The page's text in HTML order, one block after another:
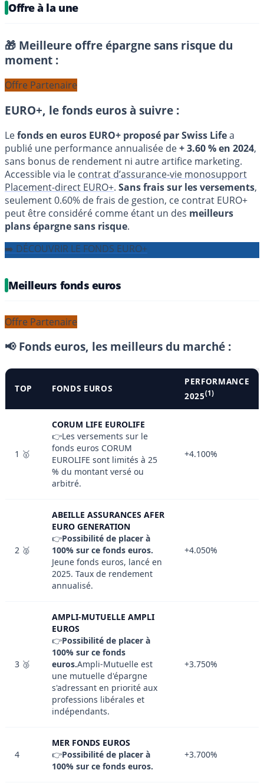
Offre à la une
🎁 Meilleure offre épargne sans risque du
moment :
Offre Partenaire
EURO+, le fonds euros à suivre :
Lefonds en euros EURO+ proposé par Swiss Lifea
publié une performance annualisée de+ 3.60 % en 2024,
sans bonus de rendement ni autre artifice marketing.
Accessible via le contrat d’assurance-vie monosupport
Placement-direct EURO+. Sans frais sur les versements,
seulement 0.60% de frais de gestion, ce contrat EURO+
peut être considéré comme étant un des meilleurs
plans épargne sans risque.
➡️ DÉCOUVRIR LE FONDS EURO+
Meilleurs fonds euros
Offre Partenaire
📢 Fonds euros, les meilleurs du marché :
TOP FONDS EUROS
PERFORMANCE
2025(1)
1 🥇
CORUM LIFE EUROLIFE
👉Les versements sur le
fonds euros CORUM
EUROLIFE sont limités à 25
% du montant versé ou
arbitré.
+4.100%
2 🥈
ABEILLE ASSURANCES AFER
EURO GENERATION
👉Possibilité de placer à
100% sur ce fonds euros.
Jeune fonds euros, lancé en
2025. Taux de rendement
annualisé.
+4.050%
3 🥉
AMPLI-MUTUELLE AMPLI
EUROS
👉Possibilité de placer à
100% sur ce fonds
euros.Ampli-Mutuelle est
une mutuelle d'épargne
s'adressant en priorité aux
professions libérales et
indépendants.
+3.750%
4
MER FONDS EUROS
👉Possibilité de placer à
100% sur ce fonds euros.
+3.700%